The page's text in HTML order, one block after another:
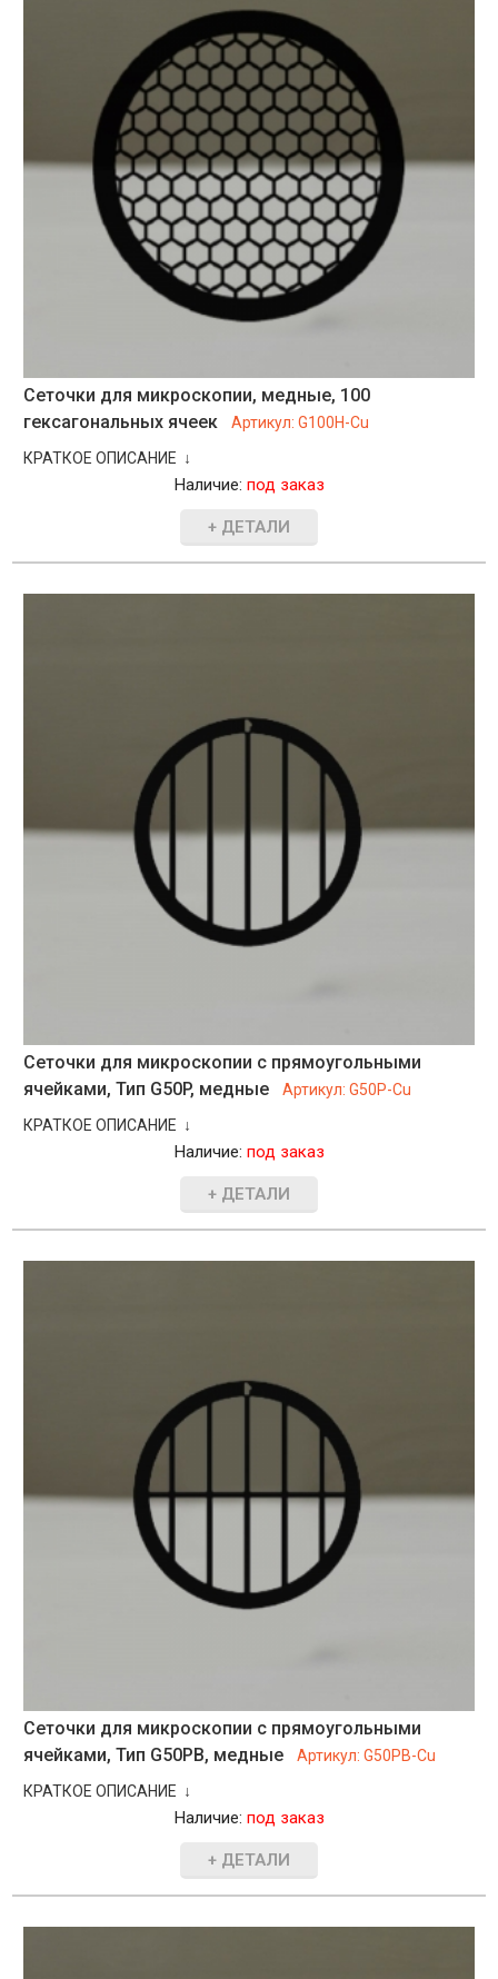
Сеточки для микроскопии, медные, 100
гексагональных ячеек
Артикул:G100H-Cu
КРАТКОЕ ОПИСАНИЕ ↓
Наличие: под заказ
+ ДЕТАЛИ
Сеточки для микроскопии с прямоугольными
ячейками, Тип G50P, медные
Артикул:G50P-Cu
КРАТКОЕ ОПИСАНИЕ ↓
Наличие: под заказ
+ ДЕТАЛИ
Сеточки для микроскопии с прямоугольными
ячейками, Тип G50PB, медные
Артикул:G50PB-Cu
КРАТКОЕ ОПИСАНИЕ ↓
Наличие: под заказ
+ ДЕТАЛИ